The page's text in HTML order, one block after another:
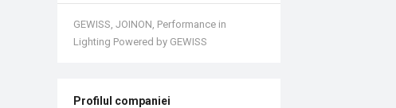
GEWISS, JOINON, Performance in
Lighting Powered by GEWISS
Profilul companiei